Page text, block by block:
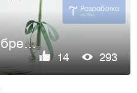
Сайт-каталог для бренда одежды и аксессуаров — ADILI
14 293